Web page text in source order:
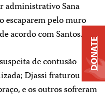
administrativo Sana
escaparem pelo muro
acordo com Santos.
de contusão
Djassi fraturou
e os outros sofreram
DONATE